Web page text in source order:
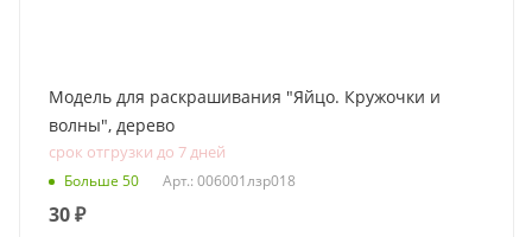
Модель для раскрашивания "Яйцо. Кружочки и
волны", дерево
срок отгрузки до 7 дней
Больше 50 Арт.: 006001лзр018
30₽